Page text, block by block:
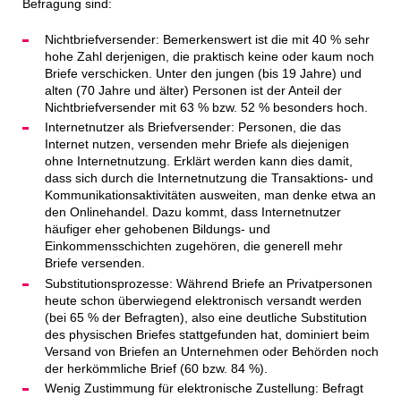
Befragung sind:
Nichtbriefversender: Bemerkenswert ist die mit 40 % sehr
hohe Zahl derjenigen, die praktisch keine oder kaum noch
Briefe verschicken. Unter den jungen (bis 19 Jahre) und
alten (70 Jahre und älter) Personen ist der Anteil der
Nichtbriefversender mit 63 % bzw. 52 % besonders hoch.
Internetnutzer als Briefversender: Personen, die das
Internet nutzen, versenden mehr Briefe als diejenigen
ohne Internetnutzung. Erklärt werden kann dies damit,
dass sich durch die Internetnutzung die Transaktions- und
Kommunikationsaktivitäten ausweiten, man denke etwa an
den Onlinehandel. Dazu kommt, dass Internetnutzer
häufiger eher gehobenen Bildungs- und
Einkommensschichten zugehören, die generell mehr
Briefe versenden.
Substitutionsprozesse: Während Briefe an Privatpersonen
heute schon überwiegend elektronisch versandt werden
(bei 65 % der Befragten), also eine deutliche Substitution
des physischen Briefes stattgefunden hat, dominiert beim
Versand von Briefen an Unternehmen oder Behörden noch
der herkömmliche Brief (60 bzw. 84 %).
Wenig Zustimmung für elektronische Zustellung: Befragt